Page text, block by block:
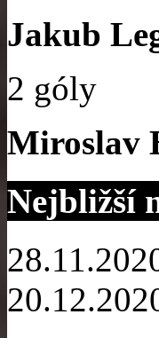
Jakub
2 góly
Miroslav
Nejbližší